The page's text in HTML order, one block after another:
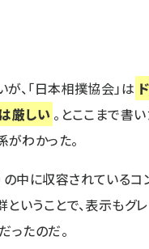
、「日本相撲協会」は
厳しい 。とここまで書
わかった。
の中に収容されているコ
ということで、表示もグ
ったのだ。